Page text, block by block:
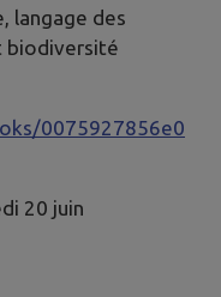
langage des
biodiversité
0075927856e0
20 juin